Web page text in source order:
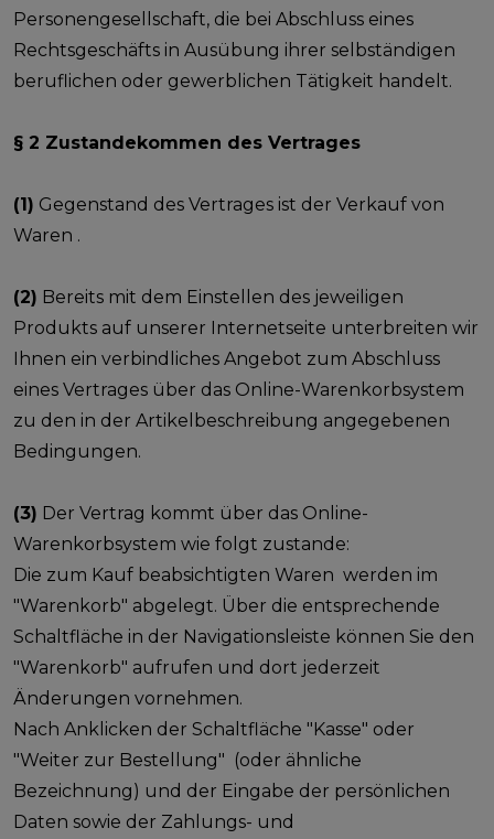
Personengesellschaft, die bei Abschluss eines
Rechtsgeschäfts in Ausübung ihrer selbständigen
beruflichen oder gewerblichen Tätigkeit handelt.
§ 2 Zustandekommen des Vertrages
(1) Gegenstand des Vertrages ist der Verkauf von
Waren .
(2) Bereits mit dem Einstellen des jeweiligen
Produkts auf unserer Internetseite unterbreiten wir
Ihnen ein verbindliches Angebot zum Abschluss
eines Vertrages über das Online-Warenkorbsystem
zu den in der Artikelbeschreibung angegebenen
Bedingungen.
(3) Der Vertrag kommt über das Online-
Warenkorbsystem wie folgt zustande:
Die zum Kauf beabsichtigten Waren werden im
"Warenkorb" abgelegt. Über die entsprechende
Schaltfläche in der Navigationsleiste können Sie den
"Warenkorb" aufrufen und dort jederzeit
Änderungen vornehmen.
Nach Anklicken der Schaltfläche "Kasse" oder
"Weiter zur Bestellung" (oder ähnliche
Bezeichnung) und der Eingabe der persönlichen
Daten sowie der Zahlungs- und